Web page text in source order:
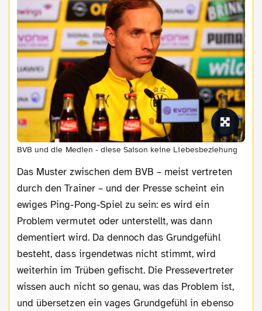
BVB und die Medien - diese Saison keine Liebesbeziehung
Das Muster zwischen dem BVB – meist vertreten
durch den Trainer – und der Presse scheint ein
ewiges Ping-Pong-Spiel zu sein: es wird ein
Problem vermutet oder unterstellt, was dann
dementiert wird. Da dennoch das Grundgefühl
besteht, dass irgendetwas nicht stimmt, wird
weiterhin im Trüben gefischt. Die Pressevertreter
wissen auch nicht so genau, was das Problem ist,
und übersetzen ein vages Grundgefühl in ebenso